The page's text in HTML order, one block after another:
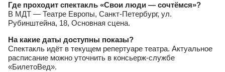
Где проходит спектакль «Свои люди — сочтёмся»?
В МДТ — Театре Европы, Санкт‑Петербург, ул.
Рубинштейна, 18, Основная сцена.
На какие даты доступны показы?
Спектакль идёт в текущем репертуаре театра. Актуальное
расписание можно уточнить в консьерж‑службе
«БилетоВед».